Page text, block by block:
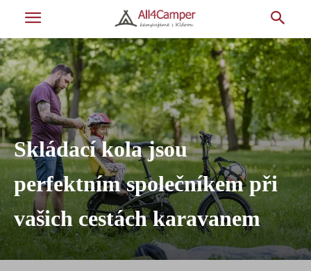
Skládací kola jsou
perfektním společníkem při
vašich cestách karavanem